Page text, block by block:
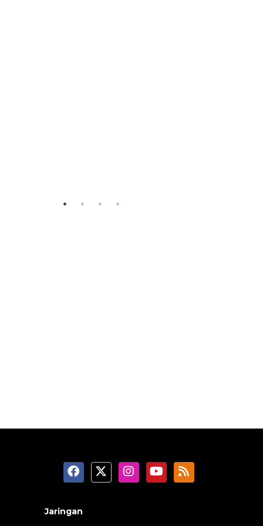
Jaringan